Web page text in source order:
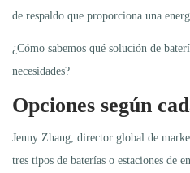
de respaldo que proporciona una
¿Cómo sabemos qué solución de
necesidades?
Opciones según
Jenny Zhang, director global de
tres tipos de baterías o estaciones de